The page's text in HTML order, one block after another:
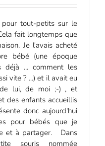
tout-petits sur le
fait longtemps que
Je l'avais acheté
bébé (une époque
déjà ... comment les
vite ? ...) et il avait eu
lui, de moi ;-) , et
des enfants accueillis
donc aujourd'hui
pour bébés que je
et à partager. Dans
souris nommée